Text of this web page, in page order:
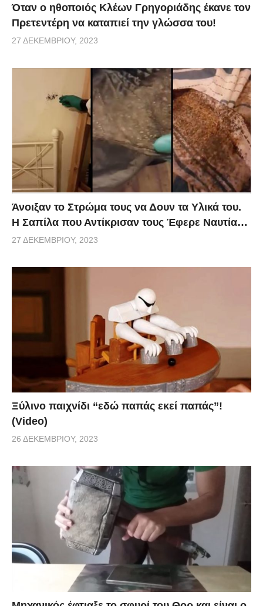
Όταν ο ηθοποιός Κλέων Γρηγοριάδης έκανε τον
Πρετεντέρη να καταπιεί την γλώσσα του!
27 ΔΕΚΕΜΒΡΊΟΥ, 2023
Άνοιξαν το Στρώμα τους να Δουν τα Υλικά του.
Η Σαπίλα που Αντίκρισαν τους Έφερε Ναυτία…
27 ΔΕΚΕΜΒΡΊΟΥ, 2023
Ξύλινο παιχνίδι “εδώ παπάς εκεί παπάς”!
(Video)
26 ΔΕΚΕΜΒΡΊΟΥ, 2023